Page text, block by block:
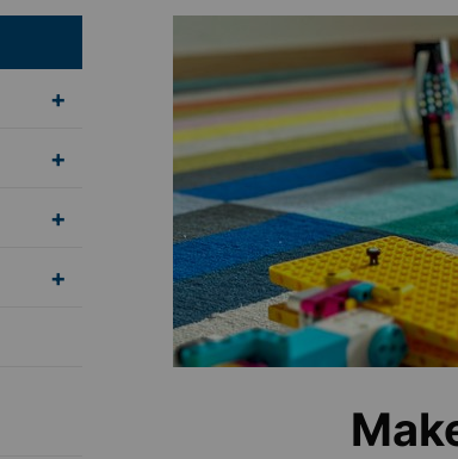
Undermeny för Anpassade skolformer
Undermeny för Förskola
Undermeny för Grundskola
Undermeny för Gymnasieskola